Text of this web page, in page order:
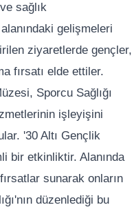
sağlık
gelişmeleri
ziyaretlerde gençler,
fırsatı elde ettiler.
Sporcu Sağlığı
işleyişini
'30 Altı Gençlik
bir etkinliktir. Alanında
sunarak onların
düzenlediği bu